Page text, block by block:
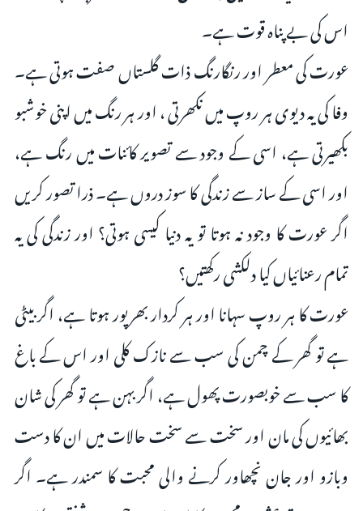
اس کی بے پناہ قوت ہے۔
عورت کی معطر اور رنگارنگ ذات گلستاں صفت ہوتی ہے۔
وفا کی یہ دیوی ہر روپ میں نکھرتی ، اور ہر رنگ میں اپنى خوشبو
بکھیرتی ہے، اسی کے وجود سے تصویر کائنات میں رنگ ہے،
اور اسی کے ساز سے زندگی کا سوز دروں ہے۔ ذرا تصور کریں
اگر عورت کا وجود نہ ہوتا تو یہ دنیا کیسی ہوتی؟ اور زندگی کی یہ
تمام رعنائیاں کیا دلکشی رکھتیں؟
عورت کا ہر روپ سہانا اور ہر کردار بھرپور ہوتا ہے، اگر بیٹی
ہے تو گھر کے چمن کی سب سے نازک کلی اور اس کے باغ
کا سب سے خوبصورت پھول ہے، اگر بہن ہے تو گھر کی شان
بھائیوں کی مان اور سخت سے سخت حالات میں ان کا دست
وبازو اور جان نچھاور کرنے والی محبت کا سمندر ہے۔ اگر